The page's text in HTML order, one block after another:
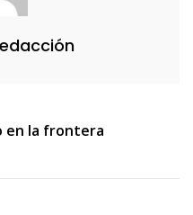
en la frontera